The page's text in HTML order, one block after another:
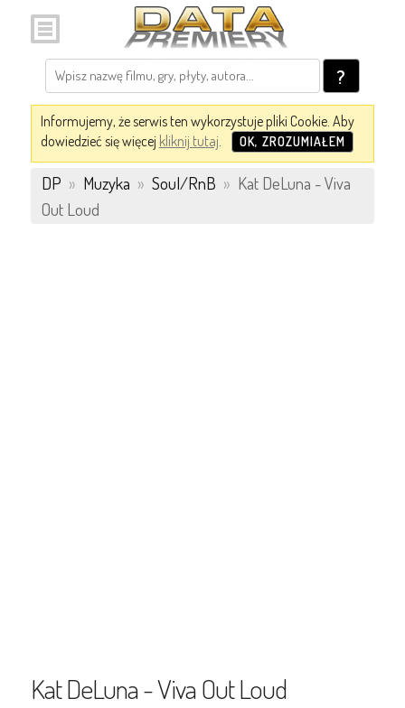
?
Informujemy, że serwis ten wykorzystuje pliki Cookie. Aby
dowiedzieć się więcej kliknij tutaj. OK, ZROZUMIAŁEM
DP » Muzyka » Soul/RnB » Kat DeLuna - Viva
Out Loud
Kat DeLuna - Viva Out Loud